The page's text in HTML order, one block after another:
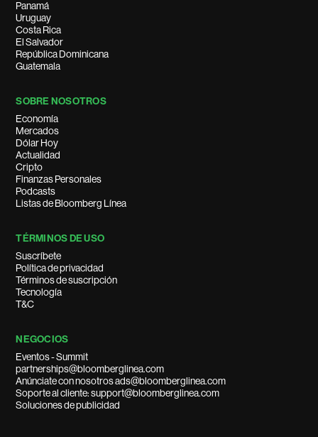
Panamá
Uruguay
Costa Rica
El Salvador
República Dominicana
Guatemala
SOBRE NOSOTROS
Economía
Mercados
Dólar Hoy
Actualidad
Cripto
Finanzas Personales
Podcasts
Listas de Bloomberg Línea
TÉRMINOS DE USO
Suscríbete
Política de privacidad
Términos de suscripción
Tecnología
T&C
NEGOCIOS
Eventos - Summit
partnerships@bloomberglinea.com
Anúnciate con nosotros ads@bloomberglinea.com
Soporte al cliente: support@bloomberglinea.com
Soluciones de publicidad